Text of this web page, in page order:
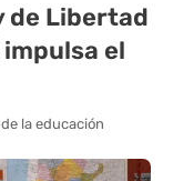
de Libertad
el
la educación